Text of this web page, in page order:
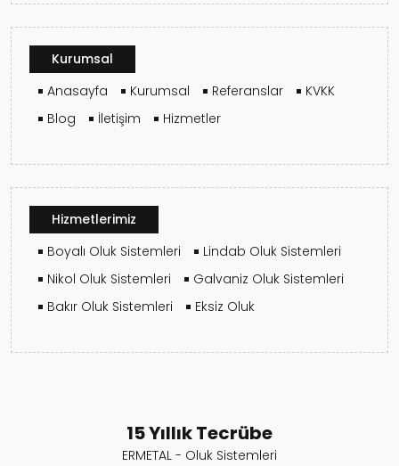
15 Yıllık Tecrübe
ERMETAL - Oluk Sistemleri
Kurumsal
Anasayfa
Kurumsal Referanslar
KVKK
Blog
İletişim Hizmetler
Hizmetlerimiz
Boyalı Oluk Sistemleri
Lindab Oluk Sistemleri
Nikol Oluk Sistemleri
Galvaniz Oluk Sistemleri
Bakır Oluk Sistemleri
Eksiz Oluk